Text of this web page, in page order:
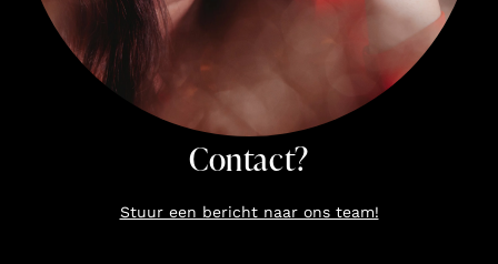
Contact?
Stuur een bericht naar ons team!